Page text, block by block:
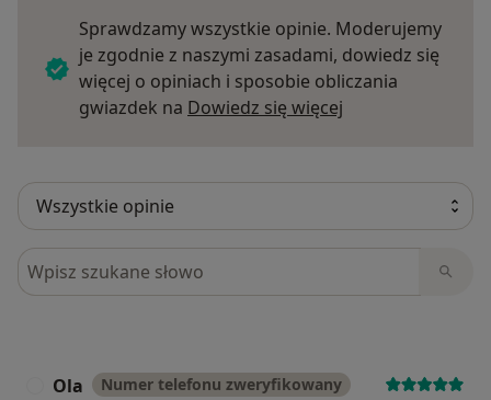
Sprawdzamy wszystkie opinie. Moderujemy
je zgodnie z naszymi zasadami, dowiedz się
więcej o opiniach i sposobie obliczania
gwiazdek na Dowiedz się więcej
Szukaj w opiniach
Ola Numer telefonu zweryfikowany